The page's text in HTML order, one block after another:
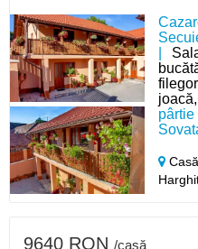
9640 RON /casă